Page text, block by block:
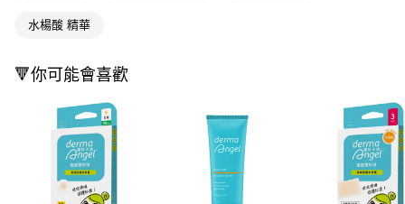
３．安心：先確認商品／服務後，再付款。
１．於結帳方式選擇「AFTEE先享後付」後，將跳轉至「AFTEE先享後付」
結帳頁面，進行簡訊認證並確認金額後，即可完成結帳。
３．收到繳費通知簡訊後14天內，點擊此簡訊中的連結，可透過四大超商／
ATM／網路銀行／等多元方式進行付款，方視為交易完成。
※ 請注意：結帳手續完成當下不需立刻繳費，但若您需要取消訂單，請聯絡
購買商品的店家。未經商家同意取消之訂單仍視為有效，需透過AFTEE先享
後付繳納相關費用。
※ 交易是否成功請以「AFTEE先享後付 」之結帳頁面顯示為準，若有關於
全家取貨付款
付款後全家取貨
每筆NT$65，滿NT$390(含以上)免運費
萊爾富取貨付款
每筆NT$65，滿NT$490(含以上)免運費
付款後萊爾富取貨
水楊酸 精華
🔻你可能會喜歡